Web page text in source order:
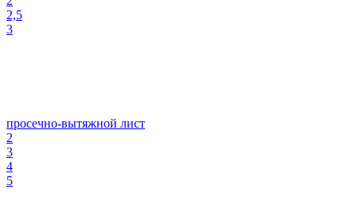
2,5
3
просечно-вытяжной лист
2
3
4
5